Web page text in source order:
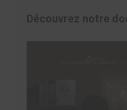
Découvrez notre